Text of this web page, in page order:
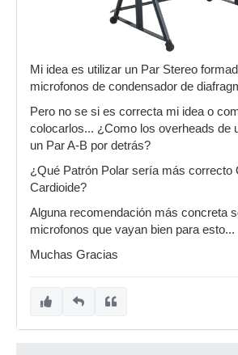
Mi idea es utilizar un Par Stereo
microfonos de condensador de
Pero no se si es correcta mi idea o
colocarlos... ¿Como los overheads de
un Par A-B por detrás?
¿Qué Patrón Polar sería más correcto
Cardioide?
Alguna recomendación más concreta
microfonos que vayan bien para esto...
Muchas Gracias